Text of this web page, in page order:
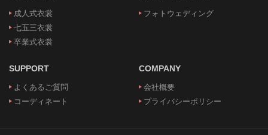
成人式衣裳
七五三衣裳
卒業式衣裳
フォトウェディング
SUPPORT
よくあるご質問
コーディネート
COMPANY
会社概要
プライバシーポリシー